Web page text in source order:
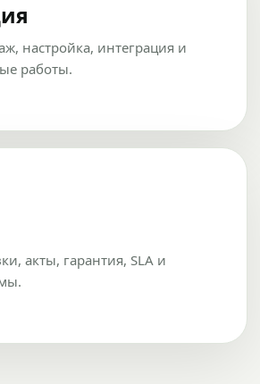
настройка, интеграция и
работы.
акты, гарантия, SLA и